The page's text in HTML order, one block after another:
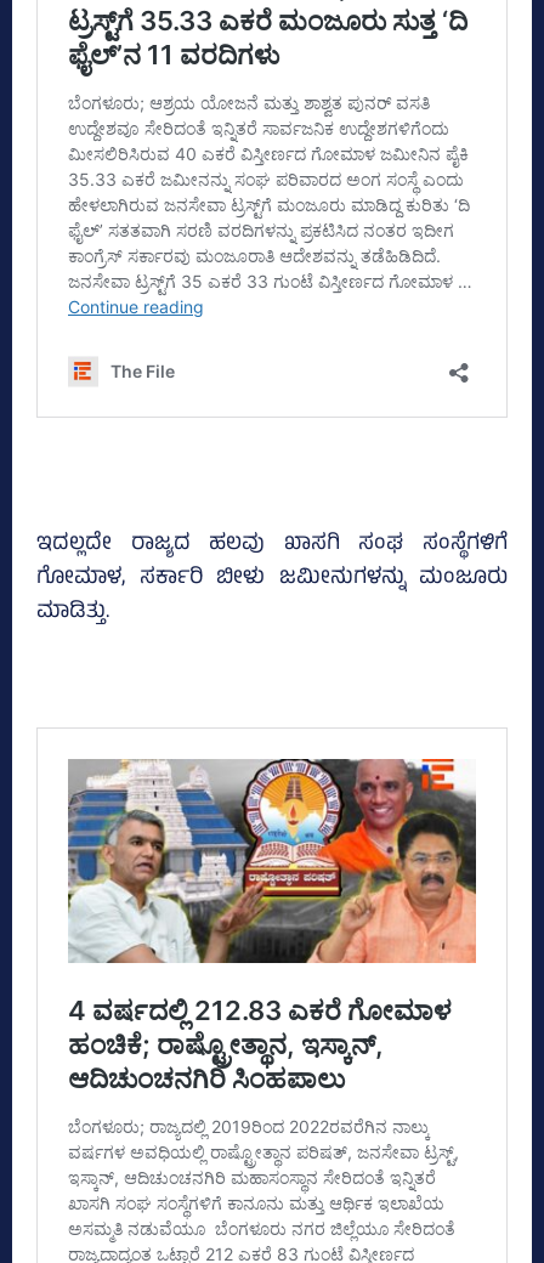
ಇದಲ್ಲದೇ ರಾಜ್ಯದ ಹಲವು ಖಾಸಗಿ ಸಂಘ ಸಂಸ್ಥೆಗಳಿಗೆ
ಗೋಮಾಳ, ಸರ್ಕಾರಿ ಬೀಳು ಜಮೀನುಗಳನ್ನು ಮಂಜೂರು
ಮಾಡಿತ್ತು.